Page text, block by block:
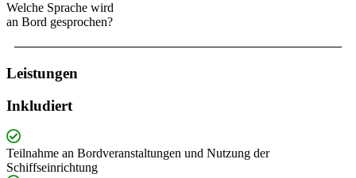
Welche Sprache wird
an Bord gesprochen?
Leistungen
Inkludiert
Teilnahme an Bordveranstaltungen und Nutzung der
Schiffseinrichtung